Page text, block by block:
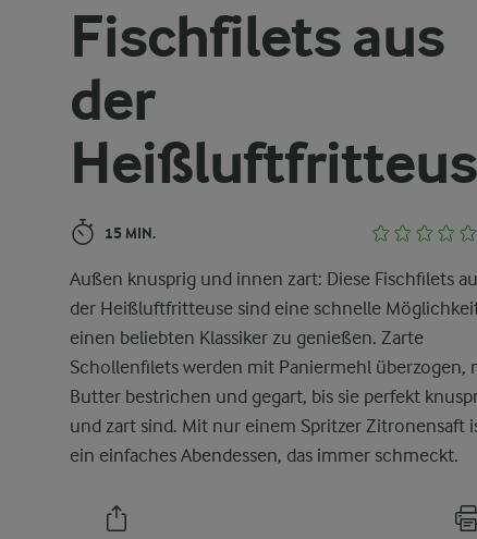
Fischfilets aus
der
15 MIN.
Außen knusprig und innen zart: Diese Fischfilets
der Heißluftfritteuse sind eine schnelle
einen beliebten Klassiker zu genießen. Zarte
Schollenfilets werden mit Paniermehl überzogen,
Butter bestrichen und gegart, bis sie perfekt
und zart sind. Mit nur einem Spritzer Zitronensaft
ein einfaches Abendessen, das immer schmeckt.